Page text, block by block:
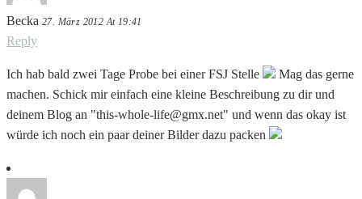
Becka 27. März 2012 At 19:41
Reply
Ich hab bald zwei Tage Probe bei einer FSJ Stelle
Mag das gerne
machen. Schick mir einfach eine kleine Beschreibung zu dir und
deinem Blog an "this-whole-life@gmx.net" und wenn das okay ist
würde ich noch ein paar deiner Bilder dazu packen